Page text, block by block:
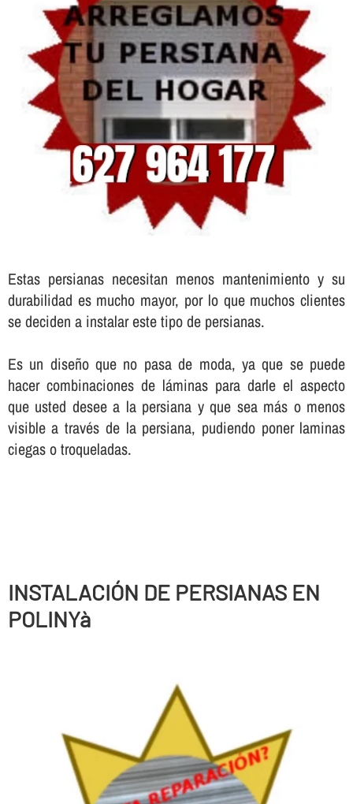
Estas persianas necesitan menos mantenimiento y su
durabilidad es mucho mayor, por lo que muchos clientes
se deciden a instalar este tipo de persianas.
Es un diseño que no pasa de moda, ya que se puede
hacer combinaciones de láminas para darle el aspecto
que usted desee a la persiana y que sea más o menos
visible a través de la persiana, pudiendo poner laminas
ciegas o troqueladas.
INSTALACIÓN DE PERSIANAS EN
POLINYà